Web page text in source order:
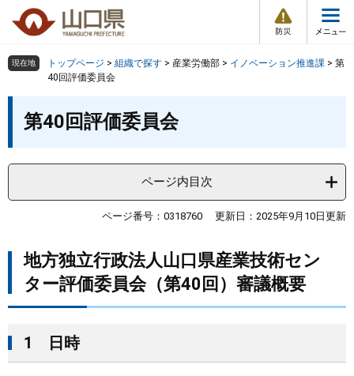
の
頭
。
ー
飛
て
本
へ
情
メ
ュ
組織で探す
健康・福祉
しごと・産業・観光
検索の仕方 組織で探す
現在地 トップページ > 組織で探す > 産業労働部 > イノベーション推進課 > 第
40回評価委員会
第40回評価委員会
ページ内目次
ページ番号：0318760 更新日：2025年9月10日更新
地方独立行政法人山口県産業技術セン
ター評価委員会（第40回）審議概要
1 日時